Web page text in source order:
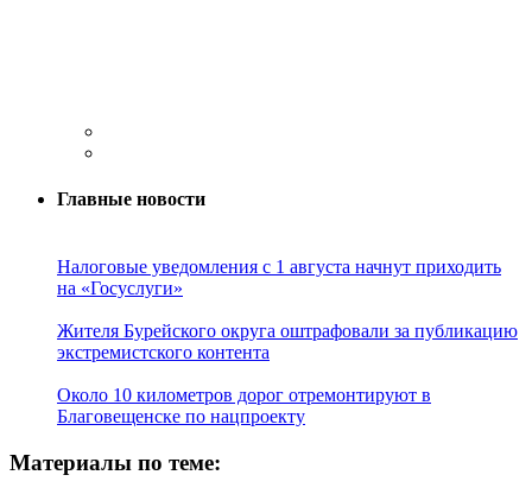
Главные новости
Налоговые уведомления с 1 августа начнут приходить
на «Госуслуги»
Жителя Бурейского округа оштрафовали за публикацию
экстремистского контента
Около 10 километров дорог отремонтируют в
Благовещенске по нацпроекту
Материалы по теме: